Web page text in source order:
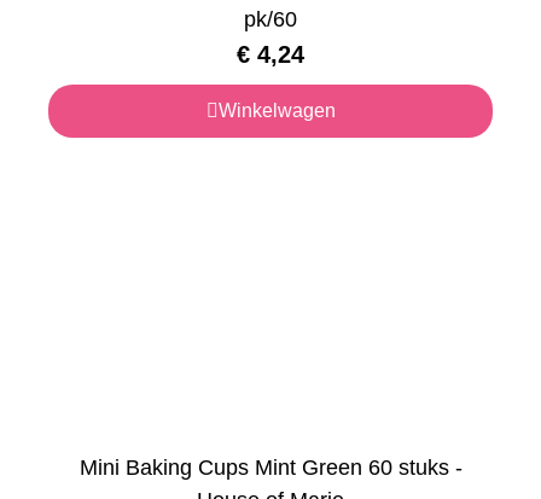
pk/60
€ 4,24
Winkelwagen
Mini Baking Cups Mint Green 60 stuks -